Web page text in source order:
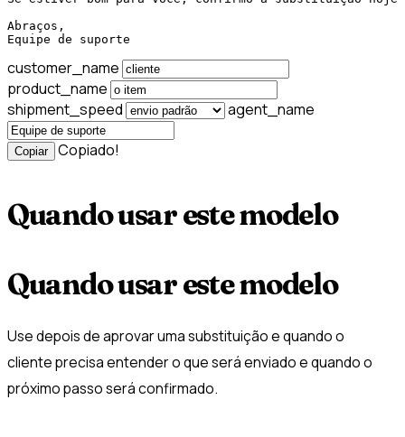
Abraços,
Equipe de suporte
customer_name
product_name
shipment_speed
agent_name
Copiar Copiado!
Quando usar este modelo
Quando usar este modelo
Use depois de aprovar uma substituição e quando o
cliente precisa entender o que será enviado e quando o
próximo passo será confirmado.